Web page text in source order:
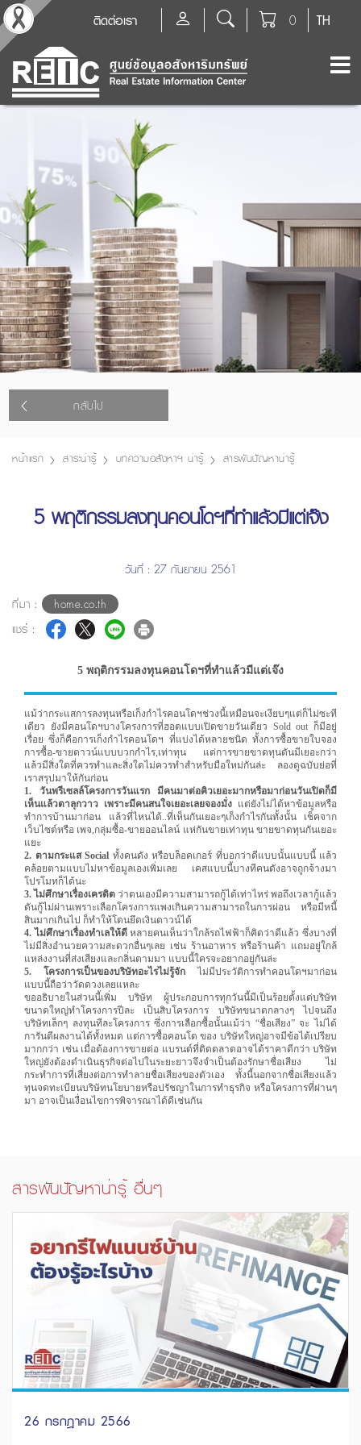
TH
0
ติดต่อเรา
กลับไป
หน้าแรก สาระน่ารู้ บทความอสังหาฯ น่ารู้ สารพันปัญหาน่ารู้
5 พฤติกรรมลงทุนคอนโดฯที่ทำแล้วมีแต่เจ๊ง
วันที่ : 27 กันยายน 2561
ที่มา :
home.co.th
แชร์ :
5 พฤติกรรมลงทุนคอนโดฯที่ทำแล้วมีแต่เจ๊ง
แม้ว่ากระแสการลงทุนหรือเก็งกำไรคอนโดฯช่วงนี้เหมือนจะเงียบๆแต่ก็ไม่ซะที
เดียว ยังมีคอนโดฯบางโครงการที่ฮอตแบบเปิดขายวันเดียว Sold out ก็มีอยู่
เรื่อย ซึ่งก็คือการเก็งกำไรคอนโดฯ ที่แบ่งได้หลายชนิด ทั้งการซื้อขายใบจอง
การซื้อ-ขายดาวน์แบบบวกกำไร,เท่าทุน แต่การขายขาดทุนดันมีเยอะกว่า
แล้วมีสิ่งใดที่ควรทำและสิ่งใดไม่ควรทำสำหรับมือใหม่กันล่ะ ลองดูฉบับย่อที่
เราสรุปมาให้กันก่อน
1. วันพรีเซลล์โครงการวันแรก มีคนมาต่อคิวเยอะมากหรือมาก่อนวันเปิดก็มี
เห็นแล้วตาลุกวาว เพราะมีคนสนใจเยอะเลยจองมั่ง แต่ยังไม่ได้หาข้อมูลหรือ
ทำการบ้านมาก่อน แล้วที่ไหนได้..ที่เห็นกันเยอะๆเก็งกำไรกันทั้งนั้น เช็คจาก
เว็บไซต์หรือ เพจ,กลุ่มซื้อ-ขายออนไลน์ แห่กันขายเท่าทุน ขายขาดทุนกันเยอะ
แยะ
2. ตามกระแส Social ทั้งคนดัง หรือบล็อคเกอร์ ที่บอกว่าดีแบบนั้นแบบนี้ แล้ว
คล้อยตามแบบไม่หาข้อมูลเองเพิ่มเลย เคสแบบนี้บางทีคนดังอาจถูกจ้างมา
โปรโมทก็ได้นะ
3. ไม่ศึกษาเรื่องเครดิต ว่าตนเองมีความสามารถกู้ได้เท่าไหร่ พอถึงเวลากู้แล้ว
ดันกู้ไม่ผ่านเพราะเลือกโครงการแพงเกินความสามารถในการผ่อน หรือมีหนี้
สินมากเกินไป ก็ทำให้โดนยึดเงินดาวน์ได้
4. ไม่ศึกษาเรื่องทำเลให้ดีหลายคนเห็นว่าใกล้รถไฟฟ้าก็คิดว่าดีแล้ว ซึ่งบางที่
ไม่มีสิ่งอำนวยความสะดวกอื่นๆเลย เช่น ร้านอาหาร หรือร้านค้า แถมอยู่ใกล้
แหล่งงานที่ส่งเสียงและกลิ่นตามมา แบบนี้ใครจะอยากอยู่กันล่ะ
5. โครงการเป็นของบริษัทอะไรไม่รู้จัก ไม่มีประวัติการทำคอนโดฯมาก่อน
แบบนี้ถือว่าวัดดวงเลยแหละ
ขออธิบายในส่วนนี้เพิ่ม บริษัท ผู้ประกอบการทุกวันนี้มีเป็นร้อยตั้งแต่บริษัท
ขนาดใหญ่ทำโครงการปีละ เป็นสิบโครงการ บริษัทขนาดกลางๆ ไปจนถึง
บริษัทเล็กๆ ลงทุนทีละโครงการ ซึ่งการเลือกซื้อนั้นแม้ว่า “ชื่อเสียง” จะ ไม่ได้
การันตีผลงานได้ทั้งหมด แต่การซื้อคอนโด ของ บริษัทใหญ่อาจมีข้อได้เปรียบ
มากกว่า เช่น เมื่อต้องการขายต่อ แบรนด์ที่ติดตลาดอาจได้ราคาดีกว่า บริษัท
ใหญ่ยังต้องดำเนินธุรกิจต่อไปในระยะยาวจึงจำเป็นต้องรักษาชื่อเสียง ไม่
กระทำการที่เสี่ยงต่อการทำลายชื่อเสียงของตัวเอง ทั้งนี้นอกจากชื่อเสียงแล้ว
ทุนจดทะเบียนบริษัทนโยบายหรือปรัชญาในการทำธุรกิจ หรือโครงการที่ผ่านๆ
มา อาจเป็นเงื่อนไขการพิจารณาได้ดีเช่นกัน
สารพันปัญหาน่ารู้ อื่นๆ
26 กรกฎาคม 2566